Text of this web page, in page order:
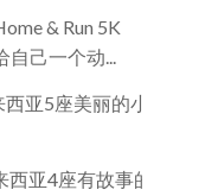
& Run 5K
自己一个动...
亚5座美丽的小
西亚4座有故事的